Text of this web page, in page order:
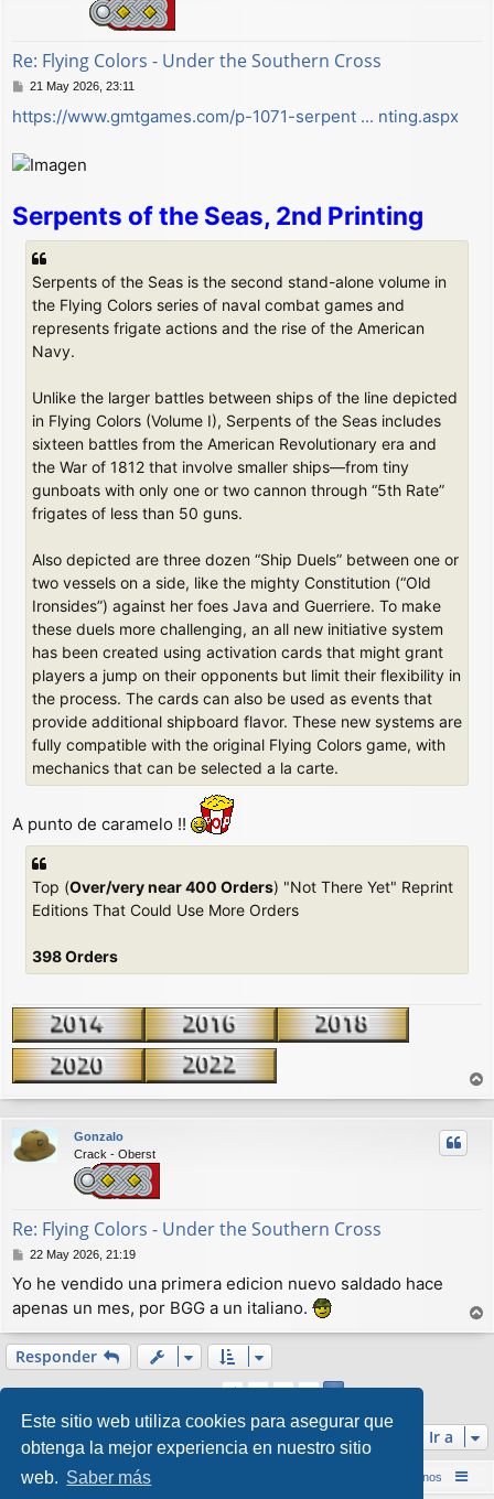
Este sitio web utiliza cookies para asegurar que
obtenga la mejor experiencia en nuestro sitio
web. Saber más
Re: Flying Colors - Under the Southern Cross
M
n
a
j
21 May 2026, 23:11
https://www.gmtgames.com/p-1071-serpent ... nting.aspx
Serpents of the Seas, 2nd Printing
Serpents of the Seas is the second stand-alone volume in
the Flying Colors series of naval combat games and
represents frigate actions and the rise of the American
Navy.
Unlike the larger battles between ships of the line depicted
in Flying Colors (Volume I), Serpents of the Seas includes
sixteen battles from the American Revolutionary era and
the War of 1812 that involve smaller ships—from tiny
gunboats with only one or two cannon through “5th Rate”
frigates of less than 50 guns.
Also depicted are three dozen “Ship Duels” between one or
two vessels on a side, like the mighty Constitution (“Old
Ironsides”) against her foes Java and Guerriere. To make
these duels more challenging, an all new initiative system
has been created using activation cards that might grant
players a jump on their opponents but limit their flexibility in
the process. The cards can also be used as events that
provide additional shipboard flavor. These new systems are
fully compatible with the original Flying Colors game, with
mechanics that can be selected a la carte.
A punto de caramelo !!
Top (Over/very near 400 Orders) "Not There Yet" Reprint
Editions That Could Use More Orders
398 Orders
r
r
Gonzalo
Crack - Oberst
Re: Flying Colors - Under the Southern Cross
M
n
s
j
e
22 May 2026, 21:19
Yo he vendido una primera edicion nuevo saldado hace
apenas un mes, por BGG a un italiano.
r
Responder
Anterior
1 2 3 4
Ir a
Inicio (Web) Foro Punta de Lanza Wargames Contáctenos